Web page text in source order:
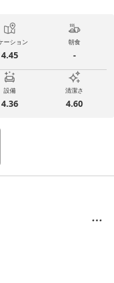
ーション
4.45
朝食
-
設備
4.36
清潔さ
4.60